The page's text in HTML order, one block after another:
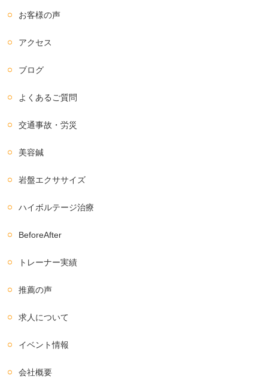
お客様の声
アクセス
ブログ
よくあるご質問
交通事故・労災
美容鍼
岩盤エクササイズ
ハイボルテージ治療
BeforeAfter
トレーナー実績
推薦の声
求人について
イベント情報
会社概要